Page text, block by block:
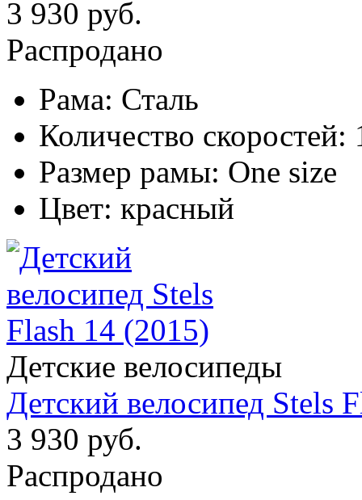
3 930 руб.
Распродано
Рама: Сталь
Количество скоростей:
Размер рамы: One size
Цвет: красный
Детские велосипеды
Детский велосипед Stels
3 930 руб.
Распродано